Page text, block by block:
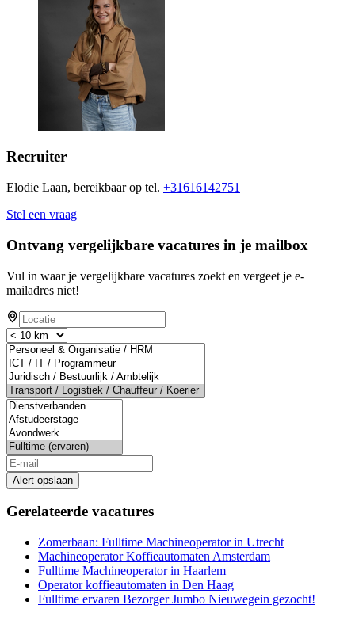
Recruiter
Elodie Laan, bereikbaar op tel. +31616142751
Stel een vraag
Ontvang vergelijkbare vacatures in je mailbox
Vul in waar je vergelijkbare vacatures zoekt en vergeet je e-
mailadres niet!
Alert opslaan
Gerelateerde vacatures
Zomerbaan: Fulltime Machineoperator in Utrecht
Machineoperator Koffieautomaten Amsterdam
Fulltime Machineoperator in Haarlem
Operator koffieautomaten in Den Haag
Fulltime ervaren Bezorger Jumbo Nieuwegein gezocht!